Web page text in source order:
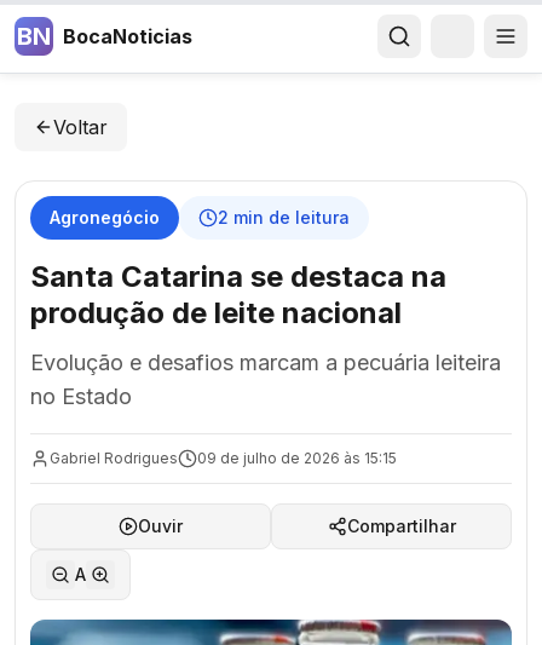
BN BocaNoticias
Voltar
Agronegócio 2 min de leitura
Santa Catarina se destaca na
produção de leite nacional
Evolução e desafios marcam a pecuária leiteira
no Estado
Gabriel Rodrigues 09 de julho de 2026 às 15:15
Ouvir Compartilhar
A